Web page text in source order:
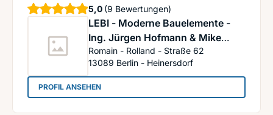
LEBI - Moderne Bauelemente -
Ing. Jürgen Hofmann & Mike
Lebinsky GbR
Romain - Rolland - Straße 62
13089 Berlin - Heinersdorf
5,0 Sterne
(9 Bewertungen)
PROFIL ANSEHEN: LEBI - Moderne Bauelemente - Ing. Jürgen